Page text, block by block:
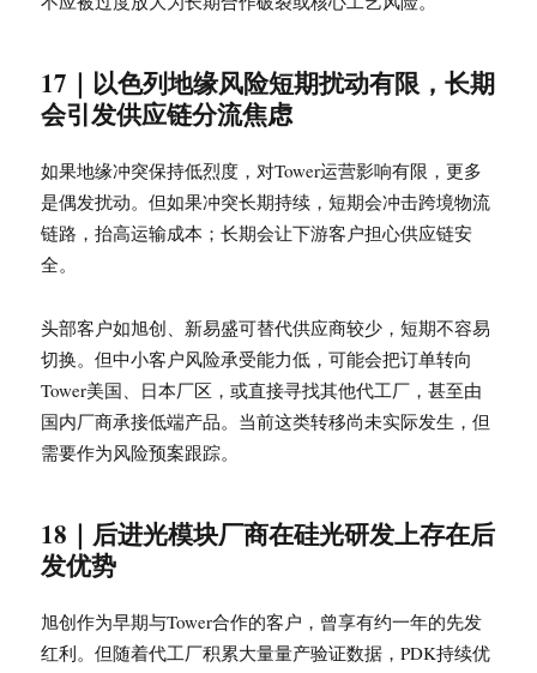
17｜以色列地缘风险短期扰动有限，长期
会引发供应链分流焦虑
如果地缘冲突保持低烈度，对Tower运营影响有限，更多
是偶发扰动。但如果冲突长期持续，短期会冲击跨境物流
链路，抬高运输成本；长期会让下游客户担心供应链安
全。
头部客户如旭创、新易盛可替代供应商较少，短期不容易
切换。但中小客户风险承受能力低，可能会把订单转向
Tower美国、日本厂区，或直接寻找其他代工厂，甚至由
国内厂商承接低端产品。当前这类转移尚未实际发生，但
需要作为风险预案跟踪。
18｜后进光模块厂商在硅光研发上存在后
发优势
旭创作为早期与Tower合作的客户，曾享有约一年的先发
红利。但随着代工厂积累大量量产验证数据，PDK持续优